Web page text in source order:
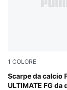
1 COLORE
Scarpe da calcio
ULTIMATE FG da
Sugared